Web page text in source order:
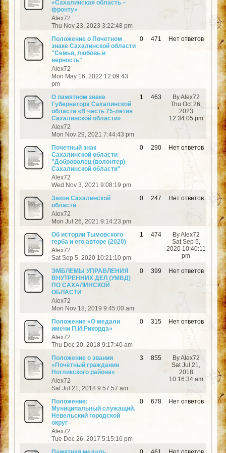
«Сахалинская область –
фронту»
Alex72
Thu Nov 23, 2023 3:22:48 pm
Положение о Почетном
знаке Сахалинской области
"Семья, любовь и
верность"
Alex72
Mon May 16, 2022 12:09:43
pm
0 471 Нет ответов
О памятном знаке
Губернатора Сахалинской
области «В честь 75-летия
Сахалинской области»
Alex72
Mon Nov 29, 2021 7:44:43 pm
1 463
By Alex72
Thu Oct 26,
2023
12:34:05 pm
Почетный знак
Сахалинской области
"Доброволец (волонтер)
Сахалинской области"
Alex72
Wed Nov 3, 2021 9:08:19 pm
0 290 Нет ответов
Закон Сахалинской
области
Alex72
Mon Jul 26, 2021 9:14:23 pm
0 247 Нет ответов
Об истории Тымовского
герба и его авторе (2020)
Alex72
Sat Sep 5, 2020 10:21:10 pm
1 474
By Alex72
Sat Sep 5,
2020 10:40:11
pm
ЭМБЛЕМЫ УПРАВЛЕНИЯ
ВНУТРЕННИХ ДЕЛ (УМВД)
ПО САХАЛИНСКОЙ
ОБЛАСТИ
Alex72
Mon Nov 18, 2019 9:45:00 am
0 399 Нет ответов
Положение «О медали
имени П.И.Рикорда»
Alex72
Thu Dec 20, 2018 9:17:40 am
0 315 Нет ответов
Положение о звании
«Почётный гражданин
Ногликского района»
Alex72
Sat Jul 21, 2018 9:57:57 am
3 855
By Alex72
Sat Jul 21,
2018
10:16:34 am
Положение:
Муниципальный служащий.
Невельский городской
округ
Alex72
Tue Dec 26, 2017 5:15:16 pm
0 678 Нет ответов